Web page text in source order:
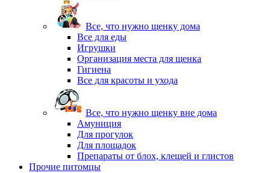
Все, что нужно щенку дома
Все для еды
Игрушки
Организация места для щенка
Гигиена
Все для красоты и ухода
Все, что нужно щенку вне дома
Амуниция
Для прогулок
Для площадок
Препараты от блох, клещей и глистов
Прочие питомцы